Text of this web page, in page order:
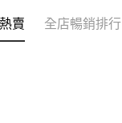
賣 全店暢銷排行